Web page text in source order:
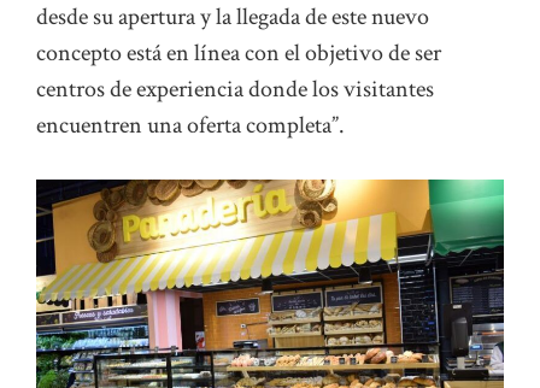
desde su apertura y la llegada de este nuevo
concepto está en línea con el objetivo de ser
centros de experiencia donde los visitantes
encuentren una oferta completa”.